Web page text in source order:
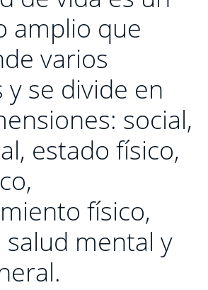
amplio que
varios
y se divide en
social,
estado físico,
físico,
salud mental y